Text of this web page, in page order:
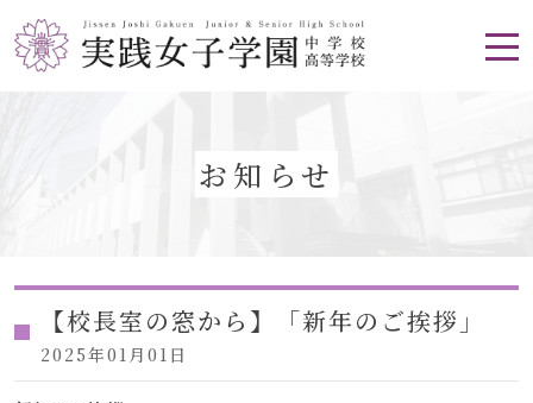
お知らせ
【校長室の窓から】「新年のご挨拶」
2025年01月01日